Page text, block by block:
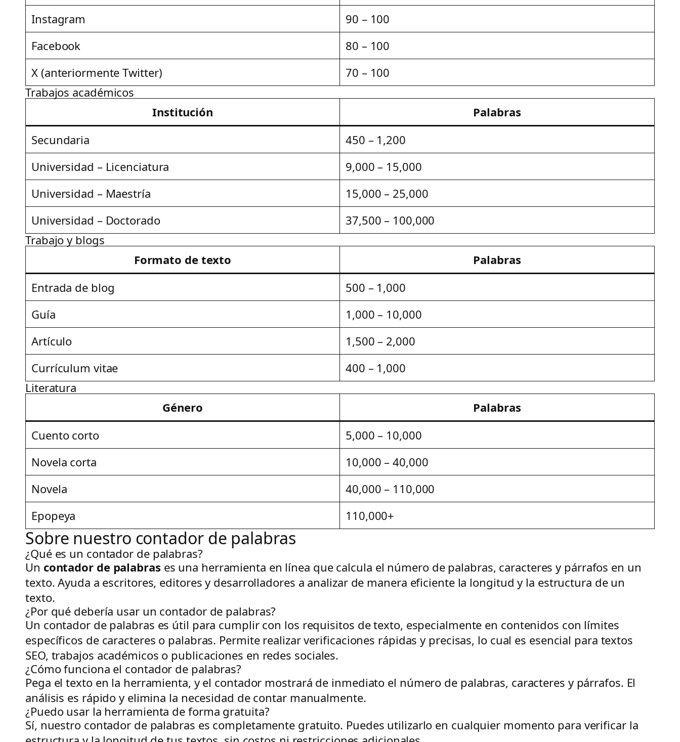
Instagram
90 – 100
Facebook
80 – 100
X (anteriormente Twitter)
70 – 100
Trabajos académicos
Institución
Palabras
Secundaria
450 – 1,200
Universidad – Licenciatura
9,000 – 15,000
Universidad – Maestría
15,000 – 25,000
Universidad – Doctorado
37,500 – 100,000
Trabajo y blogs
Formato de texto
Palabras
Entrada de blog
500 – 1,000
Guía
1,000 – 10,000
Artículo
1,500 – 2,000
Currículum vitae
400 – 1,000
Literatura
Género
Palabras
Cuento corto
5,000 – 10,000
Novela corta
10,000 – 40,000
Novela
40,000 – 110,000
Epopeya
110,000+
Sobre nuestro contador de palabras
¿Qué es un contador de palabras?
Un contador de palabras es una herramienta en línea que calcula el número de palabras, caracteres y párrafos en un
texto. Ayuda a escritores, editores y desarrolladores a analizar de manera eficiente la longitud y la estructura de un
texto.
¿Por qué debería usar un contador de palabras?
Un contador de palabras es útil para cumplir con los requisitos de texto, especialmente en contenidos con límites
específicos de caracteres o palabras. Permite realizar verificaciones rápidas y precisas, lo cual es esencial para textos
SEO, trabajos académicos o publicaciones en redes sociales.
¿Cómo funciona el contador de palabras?
Pega el texto en la herramienta, y el contador mostrará de inmediato el número de palabras, caracteres y párrafos. El
análisis es rápido y elimina la necesidad de contar manualmente.
¿Puedo usar la herramienta de forma gratuita?
Sí, nuestro contador de palabras es completamente gratuito. Puedes utilizarlo en cualquier momento para verificar la